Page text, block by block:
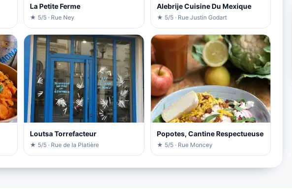
La Petite Ferme
★ 5/5 · Rue Ney
Alebrije Cuisine Du Mexique
★ 5/5 · Rue Justin Godart
Loutsa Torrefacteur
★ 5/5 · Rue de la Platière
Popotes, Cantine Respectueuse
★ 5/5 · Rue Moncey